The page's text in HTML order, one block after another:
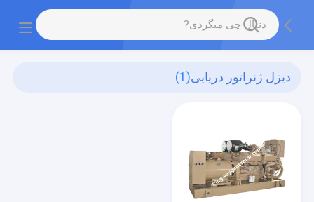
دیزل ژنراتور دریایی(1)